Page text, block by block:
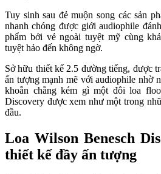
Tuy sinh sau đẻ muộn song các sản
nhanh chóng được giới audiophile
phẩm bởi vẻ ngoài tuyệt mỹ cùng
tuyệt hảo đến không ngờ.
Sở hữu thiết kế 2.5 đường tiếng, được
ấn tượng mạnh mẽ với audiophile nhờ
khoắn chẳng kém gì một đôi loa
Discovery được xem như một trong
đầu.
Loa Wilson Benesch
thiết kế đầy ấn tượng